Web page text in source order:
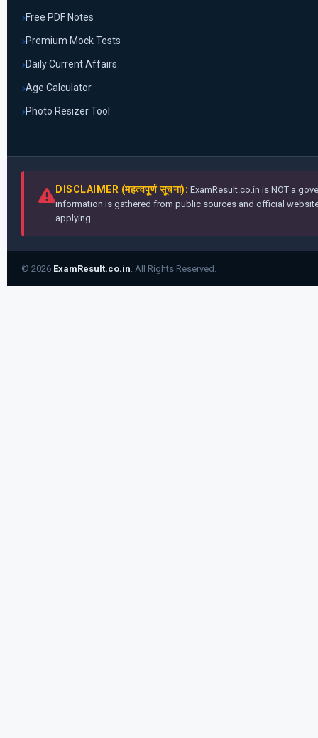
Free PDF Notes
Premium Mock Tests
Daily Current Affairs
Age Calculator
Photo Resizer Tool
DISCLAIMER (महत्वपूर्ण सूचना): ExamResult.co.in is NOT a
information is gathered from public sources and official
applying.
© 2026 ExamResult.co.in. All Rights Reserved.